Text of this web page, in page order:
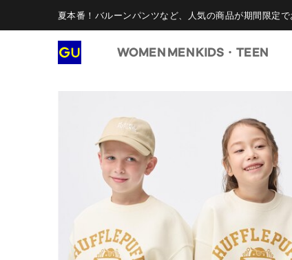
夏本番！バルーンパンツなど、人気の商品が期間限定で
WOMEN MENKIDS・TEEN